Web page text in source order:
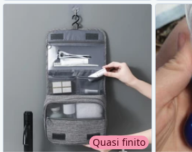
Quasi finito